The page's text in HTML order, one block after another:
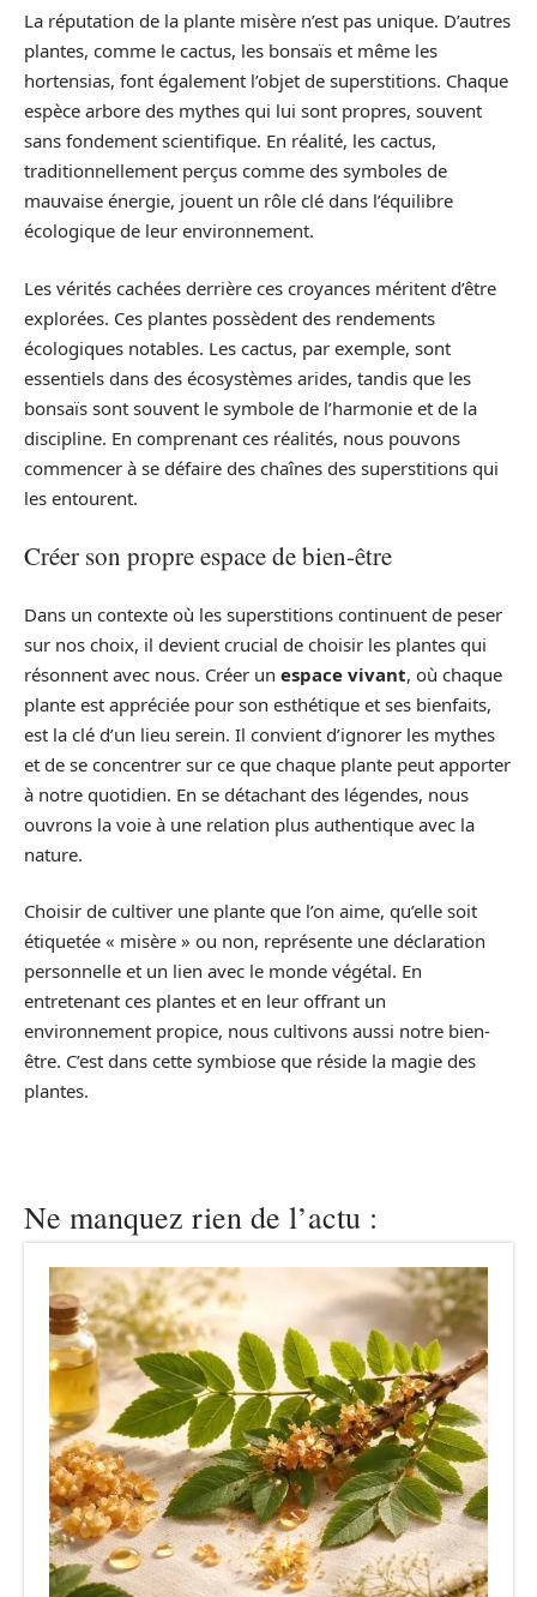
La réputation de la plante misère n’est pas unique. D’autres
plantes, comme le cactus, les bonsaïs et même les
hortensias, font également l’objet de superstitions. Chaque
espèce arbore des mythes qui lui sont propres, souvent
sans fondement scientifique. En réalité, les cactus,
traditionnellement perçus comme des symboles de
mauvaise énergie, jouent un rôle clé dans l’équilibre
écologique de leur environnement.
Les vérités cachées derrière ces croyances méritent d’être
explorées. Ces plantes possèdent des rendements
écologiques notables. Les cactus, par exemple, sont
essentiels dans des écosystèmes arides, tandis que les
bonsaïs sont souvent le symbole de l’harmonie et de la
discipline. En comprenant ces réalités, nous pouvons
commencer à se défaire des chaînes des superstitions qui
les entourent.
Créer son propre espace de bien-être
Dans un contexte où les superstitions continuent de peser
sur nos choix, il devient crucial de choisir les plantes qui
résonnent avec nous. Créer un espace vivant, où chaque
plante est appréciée pour son esthétique et ses bienfaits,
est la clé d’un lieu serein. Il convient d’ignorer les mythes
et de se concentrer sur ce que chaque plante peut apporter
à notre quotidien. En se détachant des légendes, nous
ouvrons la voie à une relation plus authentique avec la
nature.
Choisir de cultiver une plante que l’on aime, qu’elle soit
étiquetée « misère » ou non, représente une déclaration
personnelle et un lien avec le monde végétal. En
entretenant ces plantes et en leur offrant un
environnement propice, nous cultivons aussi notre bien-
être. C’est dans cette symbiose que réside la magie des
plantes.
Ne manquez rien de l’actu :